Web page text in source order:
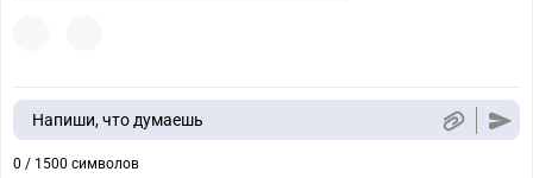
Напиши, что думаешь
0 / 1500 символов